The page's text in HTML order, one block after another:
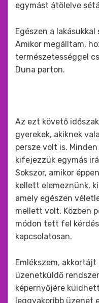
egymást átölelve
Egészen a
Amikor megálltam,
természetességgel
Duna parton.
Az ezt követő
gyerekek, akiknek
persze volt is.
kifejezzük egymás
Sokszor, amikor
kellett elemeznünk,
amely egészen
mellett volt. Közben
módon tett fel
kapcsolatosan.
Emlékszem,
üzenetküldő
képernyőjére
leggyakoribb üzenet